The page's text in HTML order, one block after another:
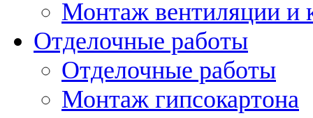
Монтаж вентиляции и
Отделочные работы
Отделочные работы
Монтаж гипсокартона